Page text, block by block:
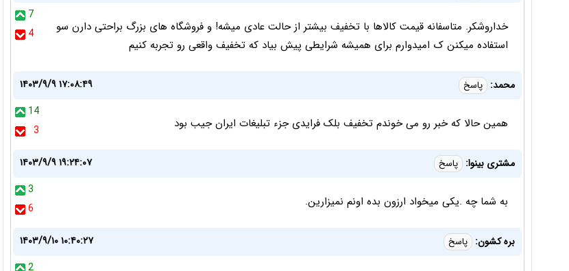
7
4
خداروشکر. متاسفانه قیمت کالاها با تخفیف بیشتر از حالت عادی میشه! و فروشگاه های بزرگ براحتی دارن سو
استفاده میکنن ک امیدوارم برای همیشه شرایطی پیش بیاد که تخفیف واقعی رو تجربه کنیم
محمد: پاسخ
۱۴۰۳/۹/۹ ۱۷:۰۸:۴۹
14
3
همین حالا که خبر رو می خوندم تخفیف بلک فرایدی جزء تبلیغات ایران جیب بود
مشتری بینوا: پاسخ
۱۴۰۳/۹/۹ ۱۹:۲۴:۰۷
3
6
به شما چه .یکی میخواد ارزون بده اونم نمیزارین.
بره کشون: پاسخ
۱۴۰۳/۹/۱۰ ۱۰:۴۰:۲۷
2